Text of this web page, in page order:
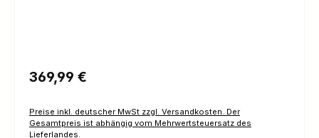
Regulärer Preis:
369,99 €
Preise inkl. deutscher MwSt zzgl. Versandkosten. Der
Gesamtpreis ist abhängig vom Mehrwertsteuersatz des
Lieferlandes.